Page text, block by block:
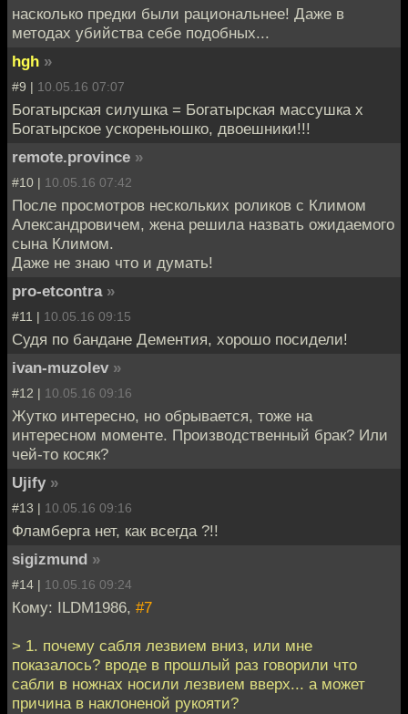
насколько предки были рациональнее! Даже в
методах убийства себе подобных...
hgh »
#9 | 10.05.16 07:07
Богатырская силушка = Богатырская массушка x
Богатырское ускореньюшко, двоешники!!!
remote.province »
#10 | 10.05.16 07:42
После просмотров нескольких роликов с Климом
Александровичем, жена решила назвать ожидаемого
сына Климом.
Даже не знаю что и думать!
pro-etcontra »
#11 | 10.05.16 09:15
Судя по бандане Дементия, хорошо посидели!
ivan-muzolev »
#12 | 10.05.16 09:16
Жутко интересно, но обрывается, тоже на
интересном моменте. Производственный брак? Или
чей-то косяк?
Ujify »
#13 | 10.05.16 09:16
Фламберга нет, как всегда ?!!
sigizmund »
#14 | 10.05.16 09:24
Кому: ILDM1986, #7
> 1. почему сабля лезвием вниз, или мне
показалось? вроде в прошлый раз говорили что
сабли в ножнах носили лезвием вверх... а может
причина в наклоненой рукояти?